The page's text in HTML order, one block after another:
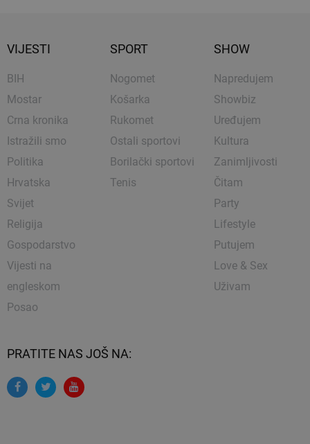
VIJESTI
BIH
Mostar
Crna kronika
Istražili smo
Politika
Hrvatska
Svijet
Religija
Gospodarstvo
Vijesti na
engleskom
Posao
SPORT
Nogomet
Košarka
Rukomet
Ostali sportovi
Borilački sportovi
Tenis
SHOW
Napredujem
Showbiz
Uređujem
Kultura
Zanimljivosti
Čitam
Party
Lifestyle
Putujem
Love & Sex
Uživam
PRATITE NAS JOŠ NA: